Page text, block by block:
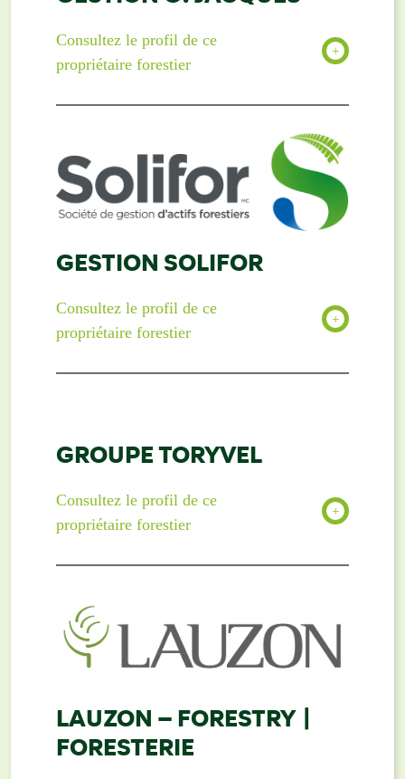
Consultez le profil de ce
propriétaire forestier
GESTION SOLIFOR
Consultez le profil de ce
propriétaire forestier
GROUPE TORYVEL
Consultez le profil de ce
propriétaire forestier
LAUZON – FORESTRY |
FORESTERIE